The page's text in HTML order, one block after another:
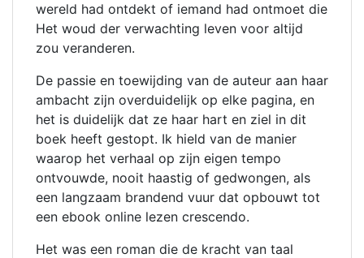
wereld had ontdekt of iemand had ontmoet die
Het woud der verwachting leven voor altijd
zou veranderen.
De passie en toewijding van de auteur aan haar
ambacht zijn overduidelijk op elke pagina, en
het is duidelijk dat ze haar hart en ziel in dit
boek heeft gestopt. Ik hield van de manier
waarop het verhaal op zijn eigen tempo
ontvouwde, nooit haastig of gedwongen, als
een langzaam brandend vuur dat opbouwt tot
een ebook online lezen crescendo.
Het was een roman die de kracht van taal